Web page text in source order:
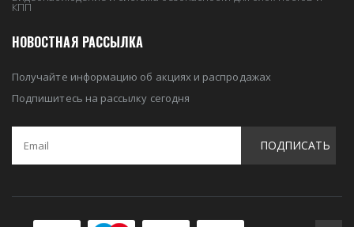
КПП
НОВОСТНАЯ РАССЫЛКА
Получайте информацию об акциях и распродажах
Подпишитесь на рассылку сегодня
ПОДПИСАТЬ